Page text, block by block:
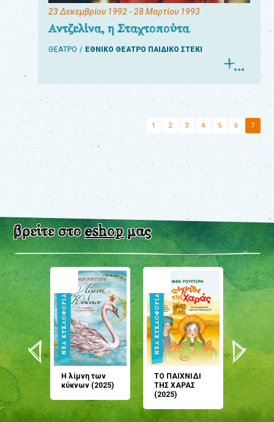
23 Δεκεμβρίου 1992- 28 Μαρτίου 1993
Αντζελίνα, η Σταχτοπούτα
ΘΕΑΤΡΟ ΕΘΝΙΚΟ ΘΕΑΤΡΟ ΠΑΙΔΙΚΟ ΣΤΕΚΙ
1 2 3 4 5 6 7
βρείτε στοeshopμας
Η λίμνη των
κύκνων (2025)
ΤΟ ΠΑΙΧΝΙΔΙ
ΤΗΣ ΧΑΡΑΣ
(2025)
μου;
(2024)